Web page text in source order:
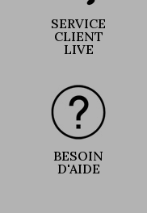
SERVICE
CLIENT
LIVE
BESOIN
D'AIDE